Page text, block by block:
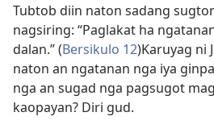
Tubtob diin naton sadang
nagsiring: “Paglakat ha
dalan.” (Bersikulo 12)Karuyag ni
naton an ngatanan nga iya
nga an sugad nga pagsugot
kaopayan? Diri gud.